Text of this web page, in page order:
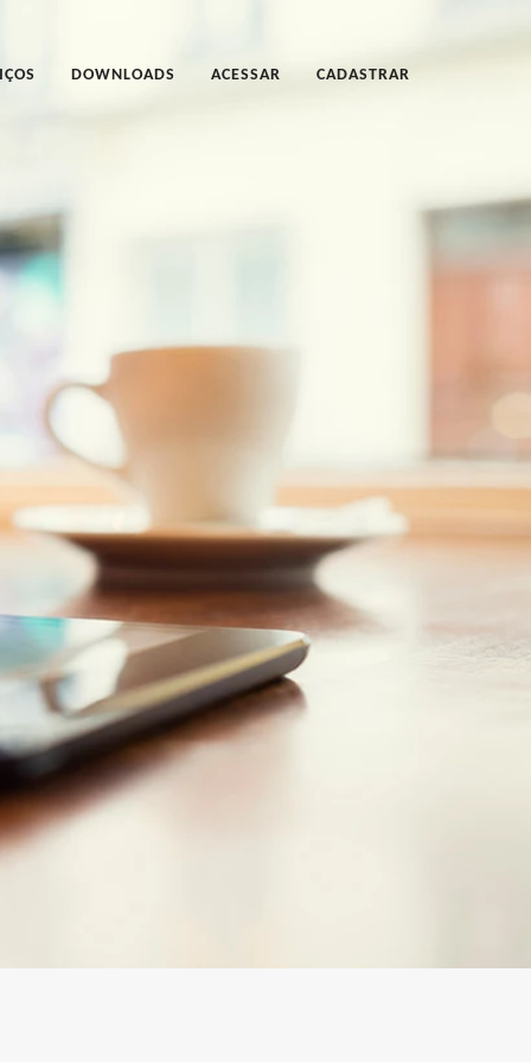
DOWNLOADS ACESSAR CADASTRAR